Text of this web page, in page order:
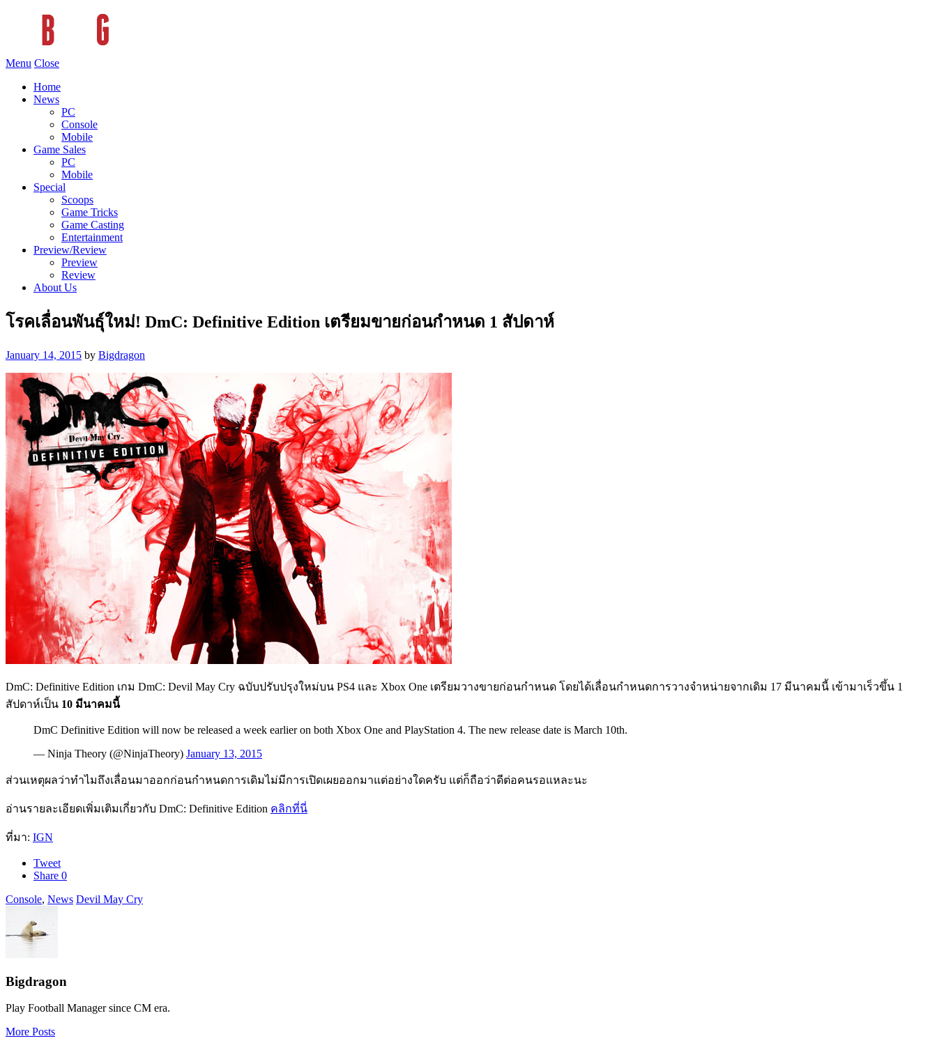
Menu Close
Home
News
PC
Console
Mobile
Game Sales
PC
Mobile
Special
Scoops
Game Tricks
Game Casting
Entertainment
Preview/Review
Preview
Review
About Us
โรคเลื่อนพันธุ์ใหม่! DmC: Definitive Edition เตรียมขายก่อนกำหนด 1 สัปดาห์
January 14, 2015 by Bigdragon
DmC: Definitive Edition เกม DmC: Devil May Cry ฉบับปรับปรุงใหม่บน PS4 และ Xbox One เตรียมวางขายก่อนกำหนด โดยได้เลื่อนกำหนดการวางจำหน่ายจากเดิม 17 มีนาคมนี้ เข้ามาเร็วขึ้น 1
สัปดาห์เป็น 10 มีนาคมนี้
DmC Definitive Edition will now be released a week earlier on both Xbox One and PlayStation 4. The new release date is March 10th.
— Ninja Theory (@NinjaTheory) January 13, 2015
ส่วนเหตุผลว่าทำไมถึงเลื่อนมาออกก่อนกำหนดการเดิมไม่มีการเปิดเผยออกมาแต่อย่างใดครับ แต่ก็ถือว่าดีต่อคนรอแหละนะ
อ่านรายละเอียดเพิ่มเติมเกี่ยวกับ DmC: Definitive Edition คลิกที่นี่
ที่มา: IGN
Tweet
Share 0
Console, News Devil May Cry
Bigdragon
Play Football Manager since CM era.
More Posts